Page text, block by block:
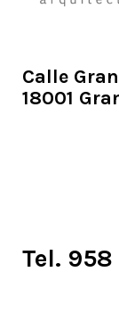
Calle
18001
Tel.